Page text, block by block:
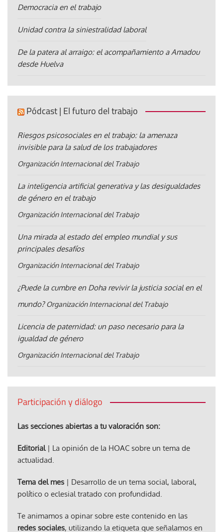
Democracia en el trabajo
Unidad contra la siniestralidad laboral
De la patera al arraigo: el acompañamiento a Amadou
desde Huelva
Pódcast | El futuro del trabajo
Riesgos psicosociales en el trabajo: la amenaza
invisible para la salud de los trabajadores
Organización Internacional del Trabajo
La inteligencia artificial generativa y las desigualdades
de género en el trabajo
Organización Internacional del Trabajo
Una mirada al estado del empleo mundial y sus
principales desafíos
Organización Internacional del Trabajo
¿Puede la cumbre en Doha revivir la justicia social en el
mundo? Organización Internacional del Trabajo
Licencia de paternidad: un paso necesario para la
igualdad de género
Organización Internacional del Trabajo
Participación y diálogo
Las secciones abiertas a tu valoración son:
Editorial| La opinión de la HOAC sobre un tema de
actualidad.
Tema del mes | Desarrollo de un tema social, laboral,
político o eclesial tratado con profundidad.
Te animamos a opinar sobre este contenido en las
redes sociales, utilizando la etiqueta que señalamos en